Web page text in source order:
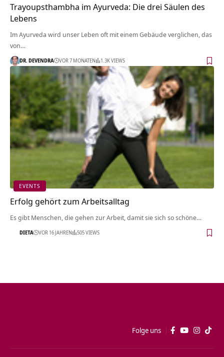
Trayoupsthambha im Ayurveda: Die drei Säulen des
Lebens
Im Ayurveda wird unser Leben oft mit einem Gebäude verglichen, das
von…
DR. DEVENDRA VOR 7 MONATEN 1.3K VIEWS
EVENTS
Erfolg gehört zum Arbeitsalltag
Es gibt Menschen, die gehen zur Arbeit, damit sie sich so schöne…
DIETA VOR 16 JAHREN 505 VIEWS
Folge uns